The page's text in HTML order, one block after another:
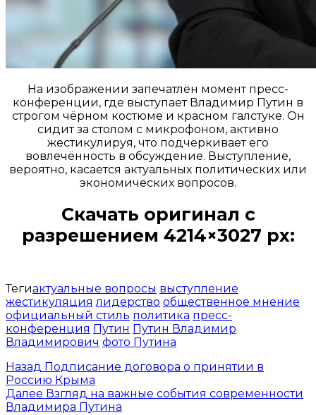
На изображении запечатлён момент пресс-
конференции, где выступает Владимир Путин в
строгом чёрном костюме и красном галстуке. Он
сидит за столом с микрофоном, активно
жестикулируя, что подчеркивает его
вовлечённость в обсуждение. Выступление,
вероятно, касается актуальных политических или
экономических вопросов.
Скачать оригинал с
разрешением 4214×3027 px:
Тегиактуальные вопросы выступление
жестикуляция лидерство общественное мнение
официальный стиль политика пресс-
конференция Путин Путин Владимир
Владимирович фото Путина
Назад Подписание договора о принятии в
Россию Крыма
Далее Взгляд на важные события современности
Владимира Путина